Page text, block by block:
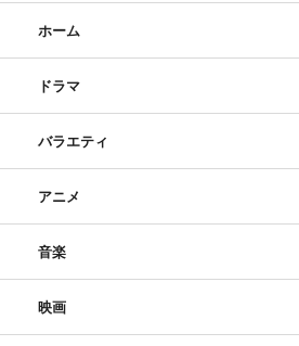
ホーム
ドラマ
バラエティ
アニメ
音楽
映画